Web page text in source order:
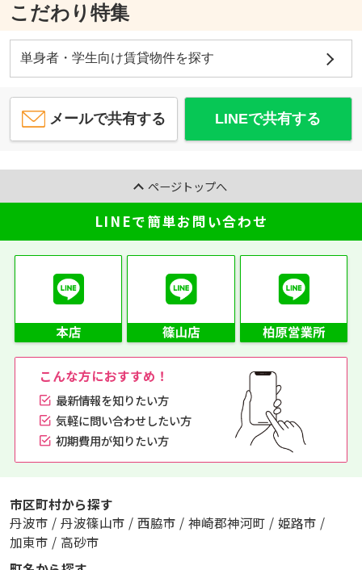
こだわり特集
単身者・学生向け賃貸物件を探す
メールで共有する LINEで共有する
ページトップへ
LINEで簡単お問い合わせ
こんな方におすすめ！
最新情報を知りたい方
気軽に問い合わせしたい方
初期費用が知りたい方
市区町村から探す
丹波市 / 丹波篠山市 / 西脇市 / 神崎郡神河町 / 姫路市 /
加東市 / 高砂市